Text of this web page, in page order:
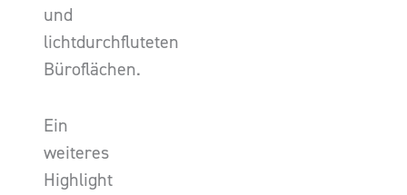
und
lichtdurchfluteten
Büroflächen.
Ein
weiteres
Highlight